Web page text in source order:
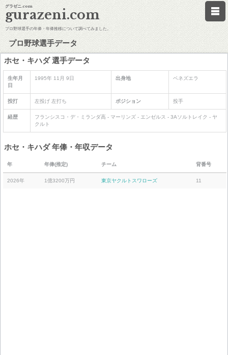
グラゼニ.com
gurazeni.com
プロ野球選手の年俸・年俸推移について調べてみました。
プロ野球選手データ
ホセ・キハダ 選手データ
生年月
日
1995年 11月 9日 出身地 ベネズエラ
投打 左投げ 左打ち ポジション 投手
経歴
フランシスコ・デ・ミランダ高 - マーリンズ - エンゼルス - 3Aソルトレイク - ヤ
クルト
ホセ・キハダ 年俸・年収データ
年 年俸(推定) チーム 背番号
2026年 1億3200万円 東京ヤクルトスワローズ 11